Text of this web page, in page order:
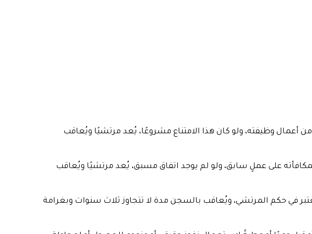
أعمال وظيفته، ولو كان هذا الامتناع مشروعًا، يُعد مرتشيًا ويُعاقب
على عملٍ سابق، ولو لم يوجد اتفاق مسبق، يُعد مرتشيًا ويُعاقب
في حكم المرتشي، ويُعاقب بالسجن مدة لا تتجاوز ثلاث سنوات وبغرامة